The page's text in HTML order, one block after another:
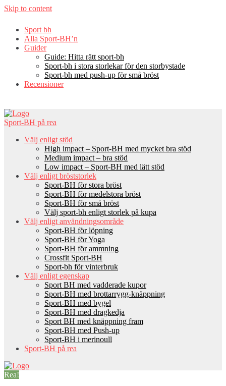
Skip to content
Sport bh
Alla Sport-BH’n
Guider
Guide: Hitta rätt sport-bh
Sport-bh i stora storlekar för den storbystade
Sport-bh med push-up för små bröst
Recensioner
Sport-BH på rea
Välj enligt stöd
High impact – Sport-BH med mycket bra stöd
Medium impact – bra stöd
Low impact – Sport-BH med lätt stöd
Välj enligt bröststorlek
Sport-BH för stora bröst
Sport-BH för medelstora bröst
Sport-BH för små bröst
Välj sport-bh enligt storlek på kupa
Välj enligt användningsområde
Sport-BH för löpning
Sport-BH för Yoga
Sport-BH för ammning
Crossfit Sport-BH
Sport-bh för vinterbruk
Välj enligt egenskap
Sport BH med vadderade kupor
Sport-BH med brottarrygg-knäppning
Sport-BH med bygel
Sport-BH med dragkedja
Sport BH med knäppning fram
Sport-BH med Push-up
Sport-BH i merinoull
Sport-BH på rea
Rea!